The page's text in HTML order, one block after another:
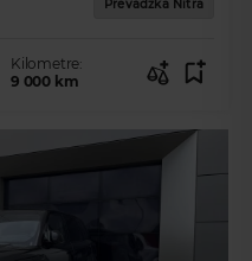
Prevádzka Nitra
Kilometre:
9 000 km